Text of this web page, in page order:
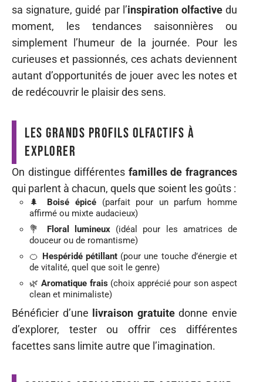
sa signature, guidé par l’inspiration olfactivedu
moment, les tendances saisonnières ou
simplement l’humeur de la journée. Pour les
curieuses et passionnés, ces achats deviennent
autant d’opportunités de jouer avec les notes et
de redécouvrir le plaisir des sens.
Les grands profils olfactifs à
explorer
On distingue différentes familles de fragrances
qui parlent à chacun, quels que soient les goûts :
🌲 Boisé épicé(parfait pour un parfum homme
affirmé ou mixte audacieux)
💐 Floral lumineux(idéal pour les amatrices de
douceur ou de romantisme)
🍊 Hespéridé pétillant(pour une touche d’énergie et
de vitalité, quel que soit le genre)
🌿 Aromatique frais (choix apprécié pour son aspect
clean et minimaliste)
Bénéficier d’une livraison gratuitedonne envie
d’explorer, tester ou offrir ces différentes
facettes sans limite autre que l’imagination.